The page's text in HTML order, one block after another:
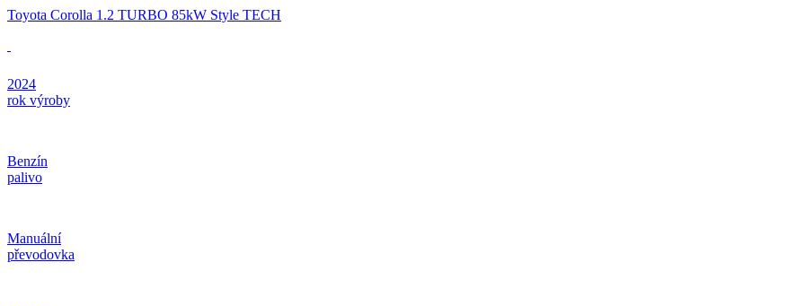
Toyota Corolla 1.2 TURBO 85kW Style TECH
2024
rok výroby
Benzín
palivo
Manuální
převodovka